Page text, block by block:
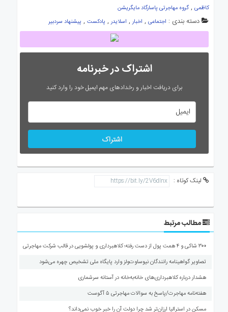
کاظمی, گروه مهاجرتی پاسارگاد مایگریشن
دسته بندی : اجتماعی, اخبار, اسلایدر, پادکست, پیشنهاد سردبیر
اشتراک در خبرنامه
برای دریافت اخبار و رخدادهای مهم ایمیل خود را وارد کنید
اشتراک
لینک کوتاه :
مطالب مرتبط
۳۰۰ شاکی و ۴ همت پول از دست رفته؛ کلاهبرداری و پولشویی در قالب شرکت مهاجرتی
تصاویر گواهینامه رانندگان نیوساوت‌ولز وارد پایگاه ملی تشخیص چهره می‌شود
هشدار درباره کلاهبرداری‌های خانه‌به‌خانه در آستانه سرشماری
هفته‌نامه مهاجرت/پاسخ به سوالات مهاجرتی ۵ آگوست
مسکن در استرالیا ارزان‌تر شد چرا دولت آن را خبر خوب نمی‌داند؟